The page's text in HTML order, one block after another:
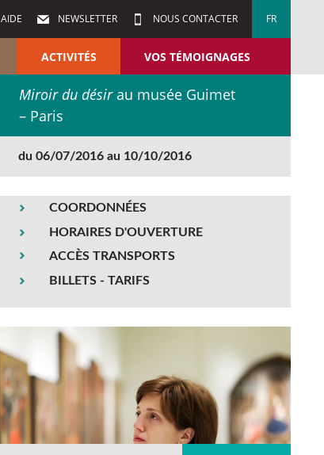
AIDE NEWSLETTER NOUS CONTACTER FR
ACTIVITÉS VOS TÉMOIGNAGES
Miroir du désirau musée Guimet
– Paris
du 06/07/2016 au 10/10/2016
COORDONNÉES
HORAIRES D'OUVERTURE
ACCÈS TRANSPORTS
BILLETS - TARIFS